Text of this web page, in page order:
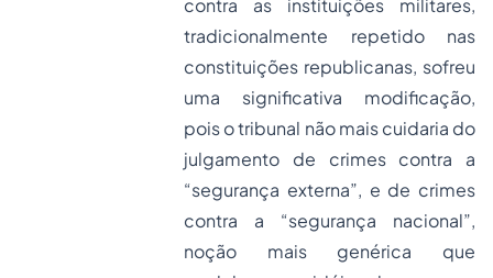
contra as instituições militares,
tradicionalmente repetido nas
constituições republicanas, sofreu
uma significativa modificação,
pois o tribunal não mais cuidaria do
julgamento de crimes contra a
“segurança externa”, e de crimes
contra a “segurança nacional”,
noção mais genérica que